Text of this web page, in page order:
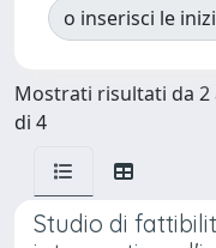
o inserisci le
Mostrati risultati da 2
di 4
Studio di